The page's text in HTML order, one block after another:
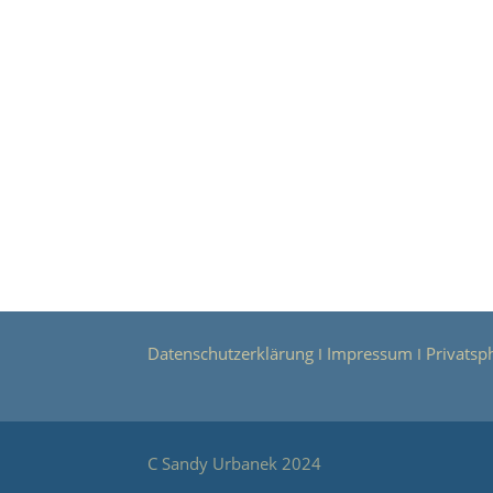
Datenschutzerklärung Ι Impressum Ι
C Sandy Urbanek 2024